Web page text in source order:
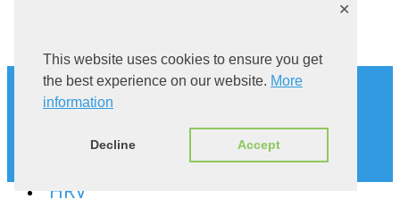
This website uses cookies to ensure you get
the best experience on our website. More
information
Decline Accept
✕
Povijest
Istraži Sutivan
Mačka u kampanelu
Via Brattia
HRV